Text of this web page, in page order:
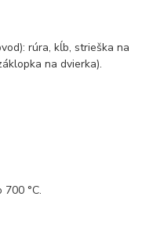
rúra, kĺb, strieška na
na dvierka).
°C.